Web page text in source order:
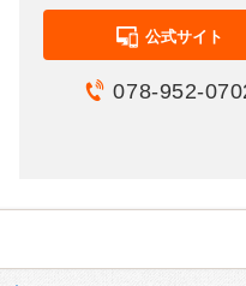
公式サイト
078-952-